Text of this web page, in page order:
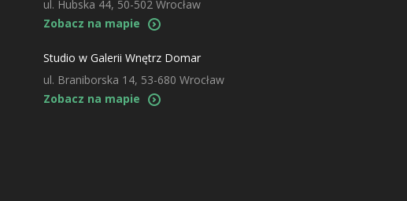
ul. Hubska 44, 50-502 Wrocław
Zobacz na mapie
Studio w Galerii Wnętrz Domar
ul. Braniborska 14, 53-680 Wrocław
Zobacz na mapie